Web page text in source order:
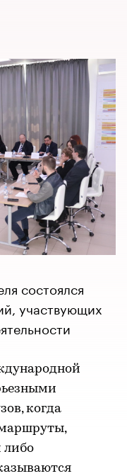
состоялся
участвующих
когда
либо